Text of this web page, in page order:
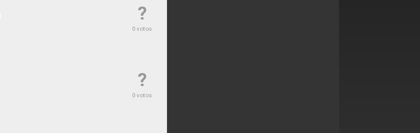
?
0 votos
?
0 votos